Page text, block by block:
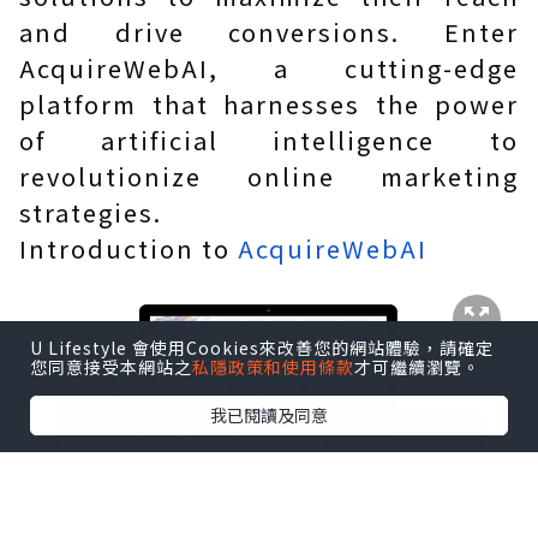
and drive conversions. Enter
AcquireWebAI, a cutting-edge
platform that harnesses the power
of artificial intelligence to
revolutionize online marketing
strategies.
Introduction to AcquireWebAI
U Lifestyle 會使用Cookies來改善您的網站體驗，請確定
您同意接受本網站之私隱政策和使用條款才可繼續瀏覽。
我已閱讀及同意